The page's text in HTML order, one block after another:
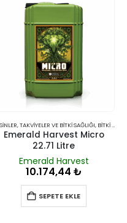
TAKVIYELER VE BITKI SAĞLIĞI, BITKI BESINLERI VE TAKVIYELERI
Emerald Harvest Micro
22.71 Litre
Emerald Harvest
10.174,44 ₺
SEPETE EKLE